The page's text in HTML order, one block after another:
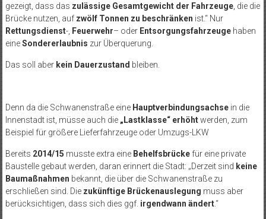
gezeigt, dass das zulässige Gesamtgewicht der Fahrzeuge, die die
Brücke nutzen, auf zwölf Tonnen zu beschränken ist.“ Nur
Rettungsdienst-, Feuerwehr– oder Entsorgungsfahrzeugehaben
eineSondererlaubnis zur Überquerung.
Das soll aber kein Dauerzustand bleiben.
Denn da die Schwanenstraße eine Hauptverbindungsachsein die
Innenstadt ist, müsse auch die „Lastklasse“ erhöhtwerden, zum
Beispiel für größere Lieferfahrzeuge oder Umzugs-LKW
Bereits 2014/15 musste extra eine Behelfsbrücke für eine private
Baustelle gebaut werden, daran erinnert die Stadt: „Derzeit sind keine
Baumaßnahmen bekannt, die über die Schwanenstraße zu
erschließen sind. Die zukünftige Brückenauslegung muss aber
berücksichtigen, dass sich dies ggf. irgendwann ändert.“